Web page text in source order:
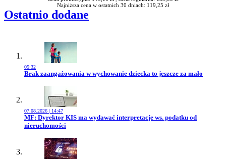
Najniższa cena w ostatnich 30 dniach: 119,25 zł
Ostatnio dodane
05:32
Przejdź do artykułu:
Brak zaangażowania w wychowanie dziecka to jeszcze za mało
07.08.2026 | 14:47
Przejdź do artykułu:
MF: Dyrektor KIS ma wydawać interpretacje ws. podatku od
nieruchomości